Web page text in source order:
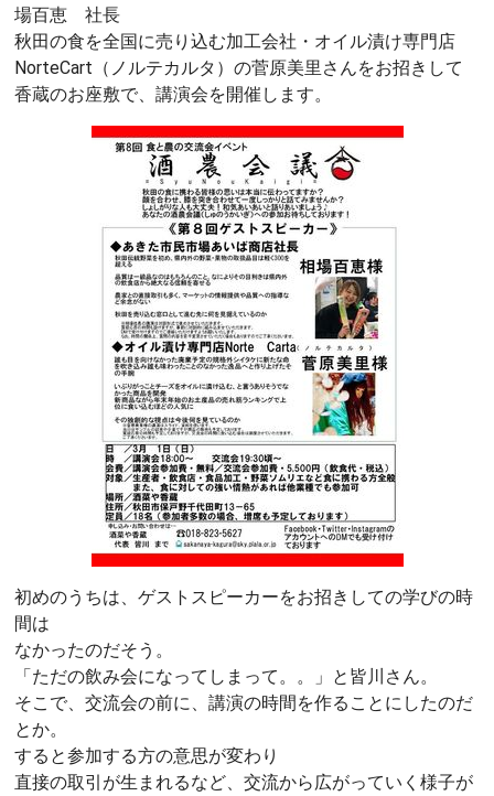
場百恵 社長
秋田の食を全国に売り込む加工会社・オイル漬け専門店
NorteCart（ノルテカルタ）の菅原美里さんをお招きして
香蔵のお座敷で、講演会を開催します。
初めのうちは、ゲストスピーカーをお招きしての学びの時
間は
なかったのだそう。
「ただの飲み会になってしまって。。」と皆川さん。
そこで、交流会の前に、講演の時間を作ることにしたのだ
とか。
すると参加する方の意思が変わり
直接の取引が生まれるなど、交流から広がっていく様子が